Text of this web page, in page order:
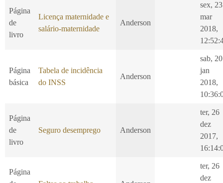
Página
de
livro
Licença maternidade e
salário-maternidade
Anderson
sex, 23
mar
2018,
Página
básica
Tabela de incidência
do INSS
Anderson
sab, 20
jan
2018,
Página
de
livro
Seguro desemprego Anderson
ter, 26
dez
2017,
Página
ter, 26
dez